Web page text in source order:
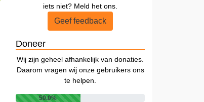
iets niet? Meld het ons.
Geef feedback
Doneer
Wij zijn geheel afhankelijk van donaties.
Daarom vragen wij onze gebruikers ons
te helpen.
50.0%